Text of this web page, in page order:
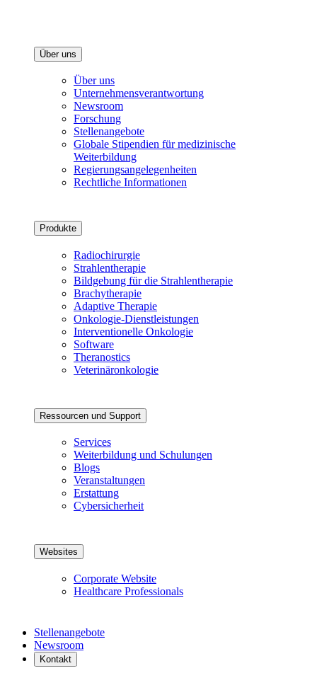
Über uns
Über uns
Unternehmensverantwortung
Newsroom
Forschung
Stellenangebote
Globale Stipendien für medizinische
Weiterbildung
Regierungsangelegenheiten
Rechtliche Informationen
Produkte
Radiochirurgie
Strahlentherapie
Bildgebung für die Strahlentherapie
Brachytherapie
Adaptive Therapie
Onkologie-Dienstleistungen
Interventionelle Onkologie
Software
Theranostics
Veterinäronkologie
Ressourcen und Support
Services
Weiterbildung und Schulungen
Blogs
Veranstaltungen
Erstattung
Cybersicherheit
Websites
Corporate Website
Healthcare Professionals
Stellenangebote
Newsroom
Kontakt